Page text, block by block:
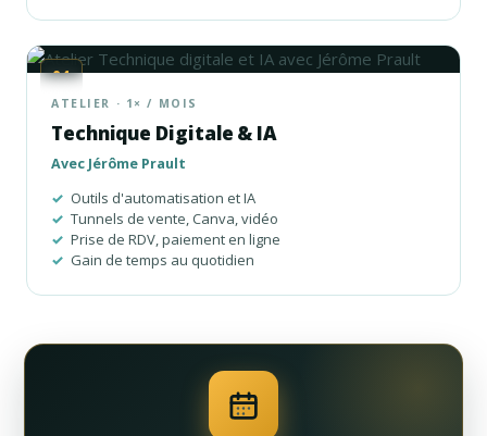
04
ATELIER · 1× / MOIS
Technique Digitale & IA
Avec Jérôme Prault
Outils d'automatisation et IA
Tunnels de vente, Canva, vidéo
Prise de RDV, paiement en ligne
Gain de temps au quotidien